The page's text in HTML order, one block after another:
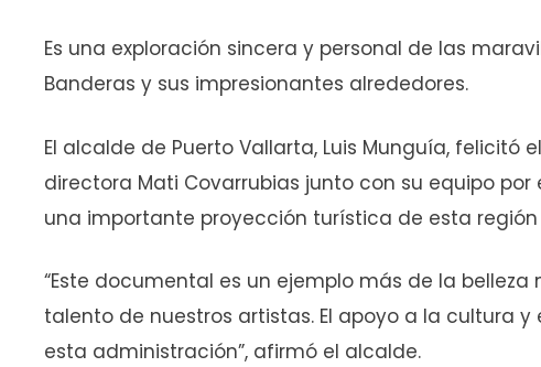
Es una exploración sincera y personal de las
Banderas y sus impresionantes alrededores.
El alcalde de Puerto Vallarta, Luis Munguía, felicitó
directora Mati Covarrubias junto con su equipo
una importante proyección turística de esta
“Este documental es un ejemplo más de la
talento de nuestros artistas. El apoyo a la cultura
esta administración”, afirmó el alcalde.